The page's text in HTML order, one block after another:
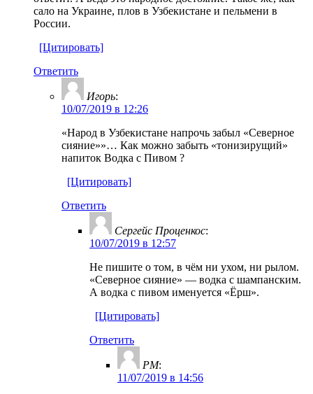
сало на Украине, плов в Узбекистане и пельмени в
России.
[Цитировать]
Ответить
Игорь:
10/07/2019 в 12:26
«Народ в Узбекистане напрочь забыл «Северное
сияние»»… Как можно забыть «тонизирущий»
напиток Водка с Пивом ?
[Цитировать]
Ответить
Сергейс Проценкос:
10/07/2019 в 12:57
Не пишите о том, в чём ни ухом, ни рылом.
«Северное сияние» — водка с шампанским.
А водка с пивом именуется «Ёрш».
[Цитировать]
Ответить
РМ:
11/07/2019 в 14:56